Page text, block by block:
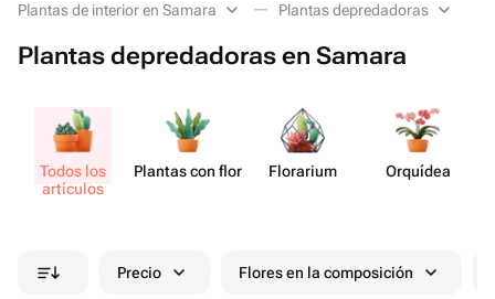
Plantas de interior en Samara Plantas depredadoras
Plantas depredadoras en Samara
Todos los
artículos
Plantas con flor Florarium Orquídea
Precio Flores en la composición